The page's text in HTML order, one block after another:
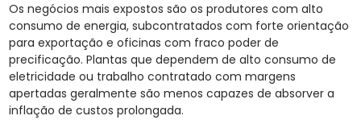
Os negócios mais expostos são os produtores com alto
consumo de energia, subcontratados com forte orientação
para exportação e oficinas com fraco poder de
precificação. Plantas que dependem de alto consumo de
eletricidade ou trabalho contratado com margens
apertadas geralmente são menos capazes de absorver a
inflação de custos prolongada.